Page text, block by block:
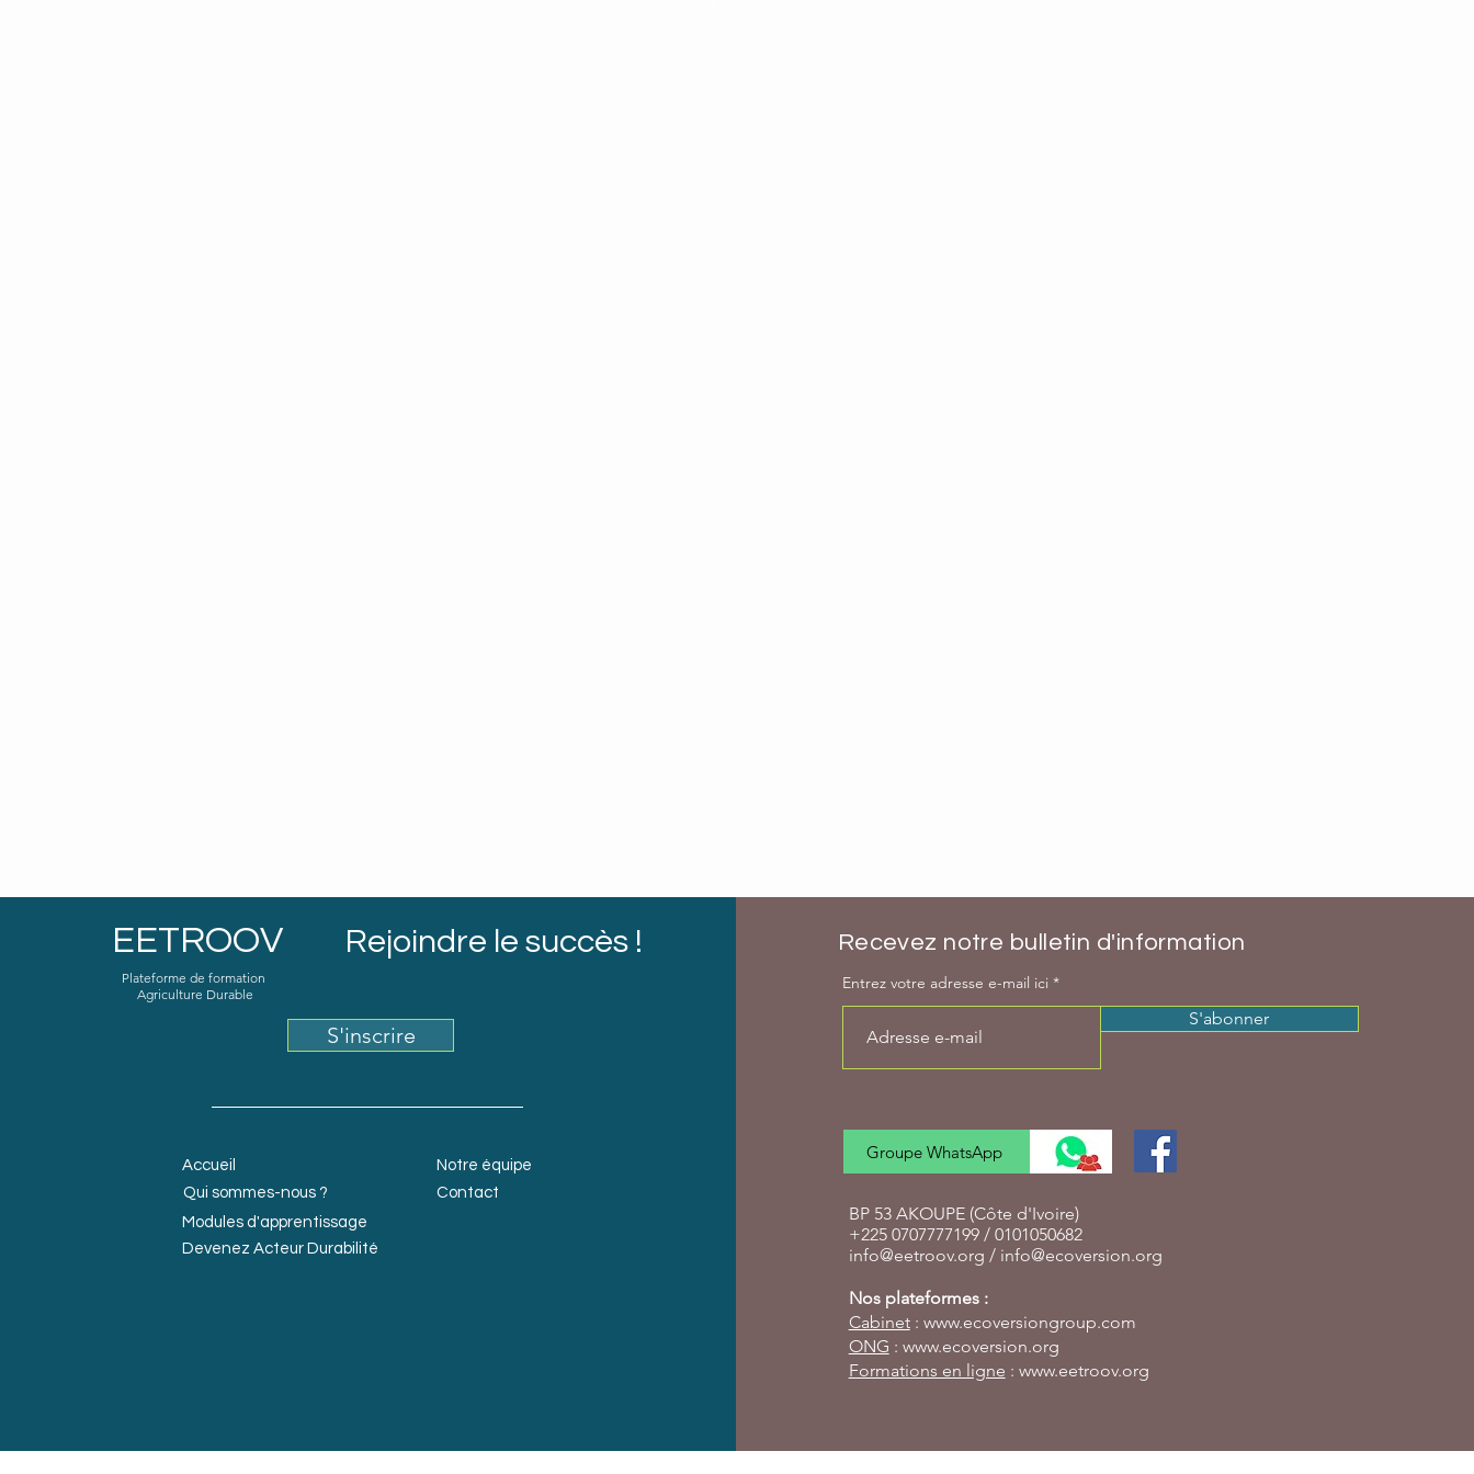
EETROOV Rejoindre le succès !
Plateforme de formation
Agriculture Durable
S'inscrire
Accueil
Qui sommes-nous ?
Notre équipe
Contact
Modules d'apprentissage
Devenez Acteur Durabilité
Recevez notre bulletin d'information
Entrez votre adresse e-mail ici
S'abonner
Groupe WhatsApp
BP 53 AKOUPE (Côte d'Ivoire)
+225 0707777199 / 0101050682
info@eetroov.org / info@ecoversion.org
Nos plateformes :
Cabinet: www.ecoversiongroup.com
ONG : www.ecoversion.org
Formations en ligne : www.eetroov.org